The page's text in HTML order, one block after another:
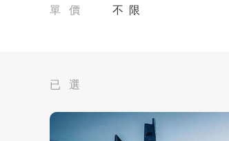
單 價 不 限
已 選